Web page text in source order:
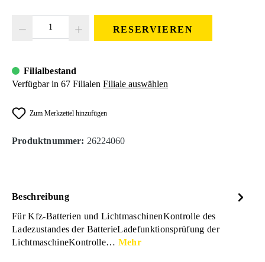
RESERVIEREN
Filialbestand
Verfügbar in 67 Filialen Filiale auswählen
Zum Merkzettel hinzufügen
Produktnummer: 26224060
Beschreibung
Für Kfz-Batterien und LichtmaschinenKontrolle des
Ladezustandes der BatterieLadefunktionsprüfung der
LichtmaschineKontrolle… Mehr